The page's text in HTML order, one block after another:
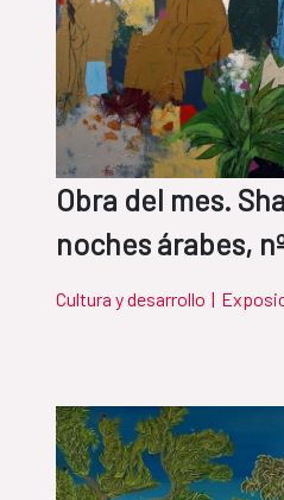
Obra del mes.
noches árabes,
Cultura y desarrollo |